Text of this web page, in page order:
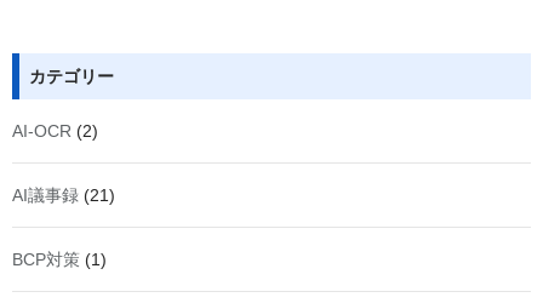
カテゴリー
AI-OCR (2)
AI議事録 (21)
BCP対策 (1)